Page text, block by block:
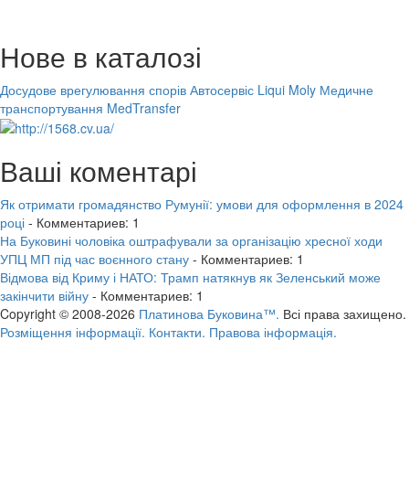
Нове в каталозі
Досудове врегулювання спорів Автосервіс Liqui Moly Медичне
транспортування MedTransfer
Ваші коментарі
Як отримати громадянство Румунії: умови для оформлення в 2024
році - Комментариев: 1
На Буковині чоловіка оштрафували за організацію хресної ходи
УПЦ МП під час воєнного стану - Комментариев: 1
Відмова від Криму і НАТО: Трамп натякнув як Зеленський може
закінчити війну - Комментариев: 1
Copyright © 2008-2026 Платинова Буковина™. Всі права захищено.
Розміщення інформації. Контакти. Правова інформація.